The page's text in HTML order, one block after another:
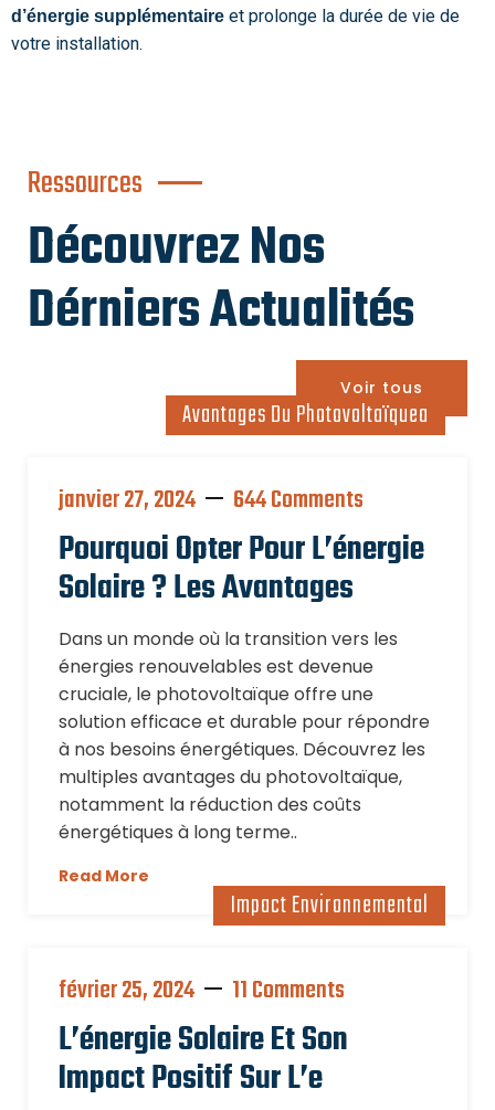
Ressources
Découvrez Nos
Dérniers Actualités
Voir tous
Avantages Du Photovoltaïquea
janvier 27, 2024 644 Comments
Pourquoi Opter Pour L’énergie
Solaire ? Les Avantages
Dans un monde où la transition vers les
énergies renouvelables est devenue
cruciale, le photovoltaïque offre une
solution efficace et durable pour répondre
à nos besoins énergétiques. Découvrez les
multiples avantages du photovoltaïque,
notamment la réduction des coûts
énergétiques à long terme..
Read More
Impact Environnemental
février 25, 2024 11 Comments
L’énergie Solaire Et Son
Impact Positif Sur L’e
d’énergie supplémentaire et prolonge la durée de vie de
votre installation.